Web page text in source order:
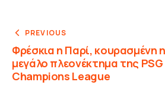
PREVIOUS
Φρέσκια η Παρί, κουρασμένη
μεγάλο πλεονέκτημα της
Champions League